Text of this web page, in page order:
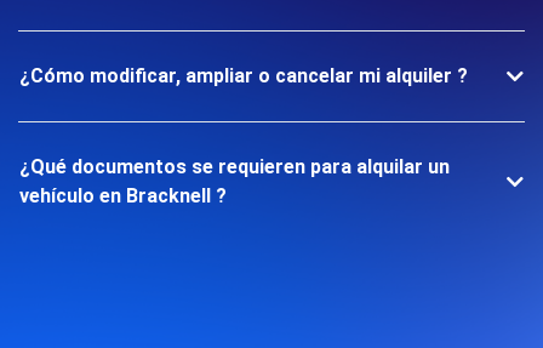
¿Cómo modificar, ampliar o cancelar mi alquiler ?
¿Qué documentos se requieren para alquilar un
vehículo en Bracknell ?